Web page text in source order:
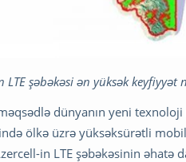
LTE şəbəkəsi ən yüksək keyfiyyət
dünyanın yeni
ölkə üzrə yüksəksürətli
in LTE şəbəkəsinin əhatə